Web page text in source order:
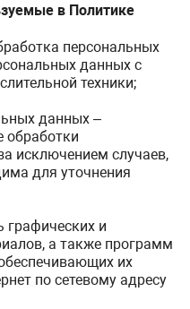
в Политике
персональных
данных с
техники;
данных –
обработки
исключением случаев,
для уточнения
графических и
а также программ
их
по сетевому адресу